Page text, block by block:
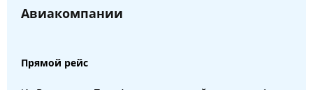
Авиакомпании
Прямой рейс